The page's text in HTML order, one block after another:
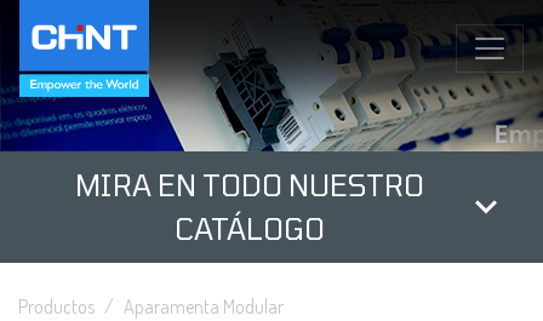
MIRA EN TODO NUESTRO
CATÁLOGO
Productos
Aparamenta Modular